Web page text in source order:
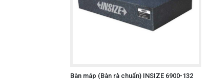
Bàn máp (Bàn rà chuẩn) INSIZE 6900-132